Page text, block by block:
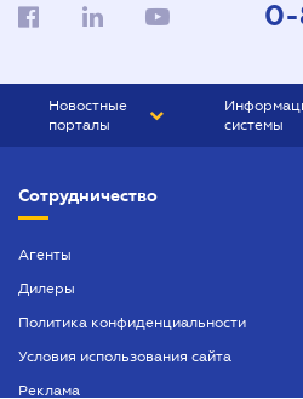
0-
Новостные
порталы
БИЗНЕС
системы
ЮРИСТ
Сотрудничество
Агенты
Дилеры
Политика конфиденциальности
Условия использования сайта
Реклама